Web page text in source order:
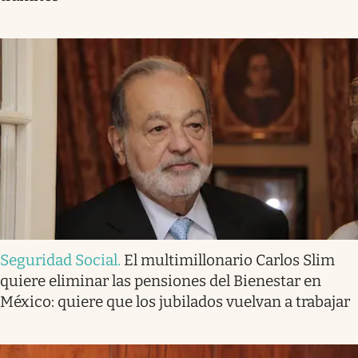
Seguridad Social. El multimillonario Carlos Slim
quiere eliminar las pensiones del Bienestar en
México: quiere que los jubilados vuelvan a trabajar